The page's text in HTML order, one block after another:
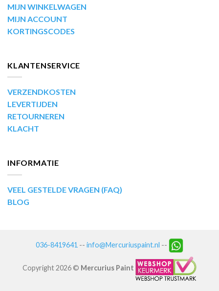
MIJN WINKELWAGEN
MIJN ACCOUNT
KORTINGSCODES
KLANTENSERVICE
VERZENDKOSTEN
LEVERTIJDEN
RETOURNEREN
KLACHT
INFORMATIE
VEEL GESTELDE VRAGEN (FAQ)
BLOG
036-8419641 -- info@Mercuriuspaint.nl --
Copyright 2026 © Mercurius Paint